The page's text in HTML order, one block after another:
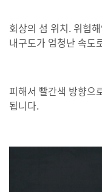
회상의 섬 위치. 위험
내구도가 엄청난 속도
피해서 빨간색 방향으
됩니다.